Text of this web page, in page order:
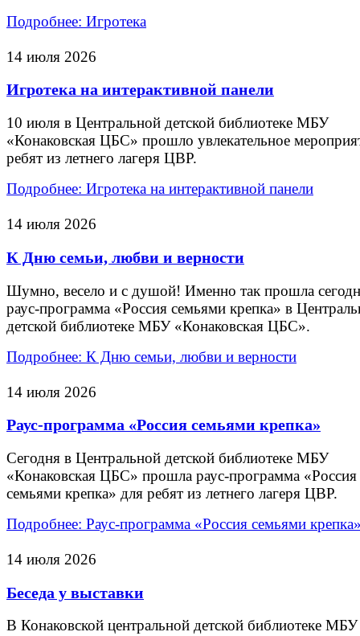
Подробнее: Игротека
14 июля 2026
Игротека на интерактивной панели
10 июля в Центральной детской библиотеке МБУ
«Конаковская ЦБС» прошло увлекательное
ребят из летнего лагеря ЦВР.
Подробнее: Игротека на интерактивной панели
14 июля 2026
К Дню семьи, любви и верности
Шумно, весело и с душой! Именно так прошла
раус-программа «Россия семьями крепка» в
детской библиотеке МБУ «Конаковская ЦБС».
Подробнее: К Дню семьи, любви и верности
14 июля 2026
Раус-программа «Россия семьями крепка»
Сегодня в Центральной детской библиотеке МБУ
«Конаковская ЦБС» прошла раус-программа «Россия
семьями крепка» для ребят из летнего лагеря ЦВР.
Подробнее: Раус-программа «Россия семьями
14 июля 2026
Беседа у выставки
В Конаковской центральной детской библиотеке МБУ